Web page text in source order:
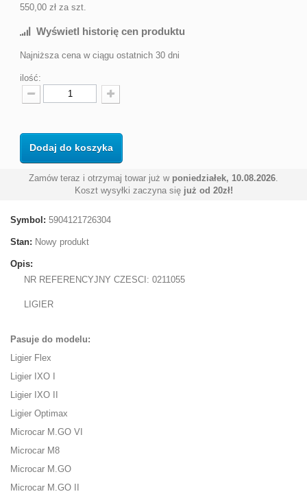
550,00 zł za szt.
Wyświetl historię cen produktu
Najniższa cena w ciągu ostatnich 30 dni
ilość:
Dodaj do koszyka
Zamów teraz i otrzymaj towar już w poniedziałek, 10.08.2026
Koszt wysyłki zaczyna się już od 20zł!
Symbol: 5904121726304
Stan: Nowy produkt
Opis:
NR REFERENCYJNY CZESCI: 0211055
LIGIER
Pasuje do modelu:
Ligier Flex
Ligier IXO I
Ligier IXO II
Ligier Optimax
Microcar M.GO VI
Microcar M8
Microcar M.GO
Microcar M.GO II